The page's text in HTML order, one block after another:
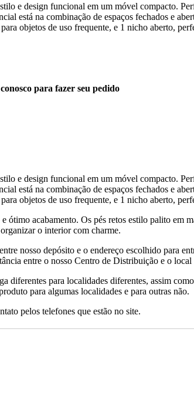
e design funcional em um móvel compacto.
está na combinação de espaços fechados e
objetos de uso frequente, e 1 nicho aberto,
para fazer seu pedido
e design funcional em um móvel compacto.
está na combinação de espaços fechados e
objetos de uso frequente, e 1 nicho aberto,
acabamento. Os pés retos estilo palito em
o interior com charme.
nosso depósito e o endereço escolhido para
entre o nosso Centro de Distribuição e o local
para localidades diferentes, assim
para algumas localidades e para outras não.
pelos telefones que estão no site.